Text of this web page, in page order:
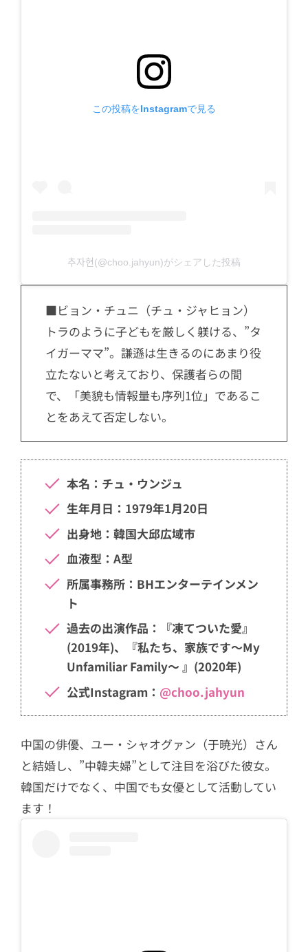
この投稿をInstagramで見る
추자현(@choo.jahyun)がシェアした投稿
■ビョン・チュニ（チュ・ジャヒョン）
トラのように子どもを厳しく躾ける、”タ
イガーママ”。謙遜は生きるのにあまり役
立たないと考えており、保護者らの間
で、「美貌も情報量も序列1位」であるこ
とをあえて否定しない。
本名：チュ・ウンジュ
生年月日：1979年1月20日
出身地：韓国大邱広域市
血液型：A型
所属事務所：BHエンターテインメン
ト
過去の出演作品：『凍てついた愛』
(2019年)、『私たち、家族です～My
Unfamiliar Family～ 』(2020年)
公式Instagram： @choo.jahyun
中国の俳優、ユー・シャオグァン（于暁光）さん
と結婚し、”中韓夫婦”として注目を浴びた彼女。
韓国だけでなく、中国でも女優として活動してい
ます！